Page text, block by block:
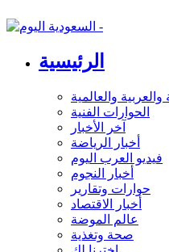
الرئيسية
والعربية والعالمية
الحوارات الفنية
آخر الأخبار
أخبار الرياضة
فيديو العرب اليوم
أخبار النجوم
حوارات وتقارير
أخبار الاقتصاد
عالم الموضة
صحة وتغذية